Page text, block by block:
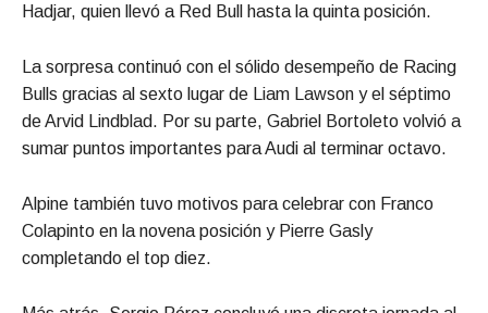
Hadjar, quien llevó a Red Bull hasta la quinta posición.
La sorpresa continuó con el sólido desempeño de Racing
Bulls gracias al sexto lugar de Liam Lawson y el séptimo
de Arvid Lindblad. Por su parte, Gabriel Bortoleto volvió a
sumar puntos importantes para Audi al terminar octavo.
Alpine también tuvo motivos para celebrar con Franco
Colapinto en la novena posición y Pierre Gasly
completando el top diez.